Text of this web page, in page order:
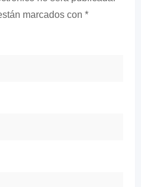
marcados con *